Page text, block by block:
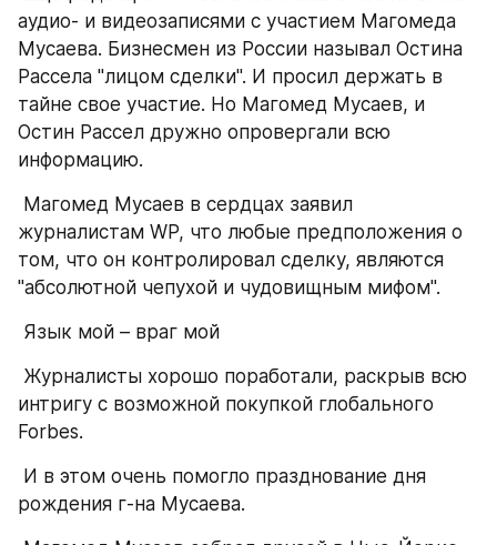
аудио- и видеозаписями с участием Магомеда
Мусаева. Бизнесмен из России называл Остина
Рассела "лицом сделки". И просил держать в
тайне свое участие. Но Магомед Мусаев, и
Остин Рассел дружно опровергали всю
информацию.
журналистам WP, что любые предположения о
том, что он контролировал сделку, являются
"абсолютной чепухой и чудовищным мифом".
Язык мой – враг мой
интригу с возможной покупкой глобального
Forbes.
рождения г-на Мусаева.